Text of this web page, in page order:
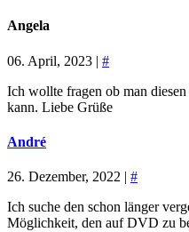
Angela
06. April, 2023 | #
Ich wollte fragen ob man
kann. Liebe Grüße
André
26. Dezember, 2022 | #
Ich suche den schon länger
Möglichkeit, den auf DVD zu